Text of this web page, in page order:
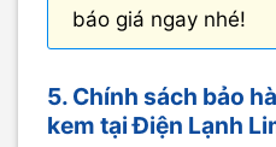
báo giá ngay nhé!
5. Chính sách bảo
kem tại Điện Lạnh